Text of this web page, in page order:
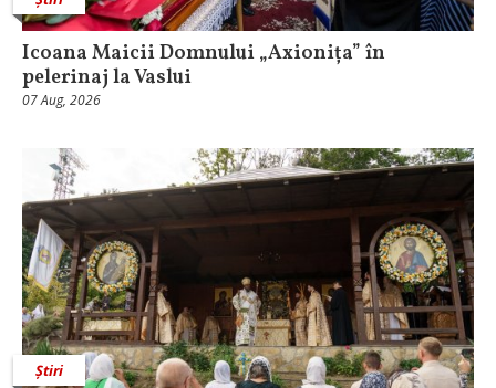
Icoana Maicii Domnului „Axionița” în
pelerinaj la Vaslui
07 Aug, 2026
Știri